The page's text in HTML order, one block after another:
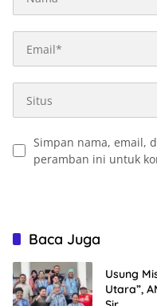
Simpan nama, email,
peramban ini untuk
Baca Juga
Usung
Utara”,